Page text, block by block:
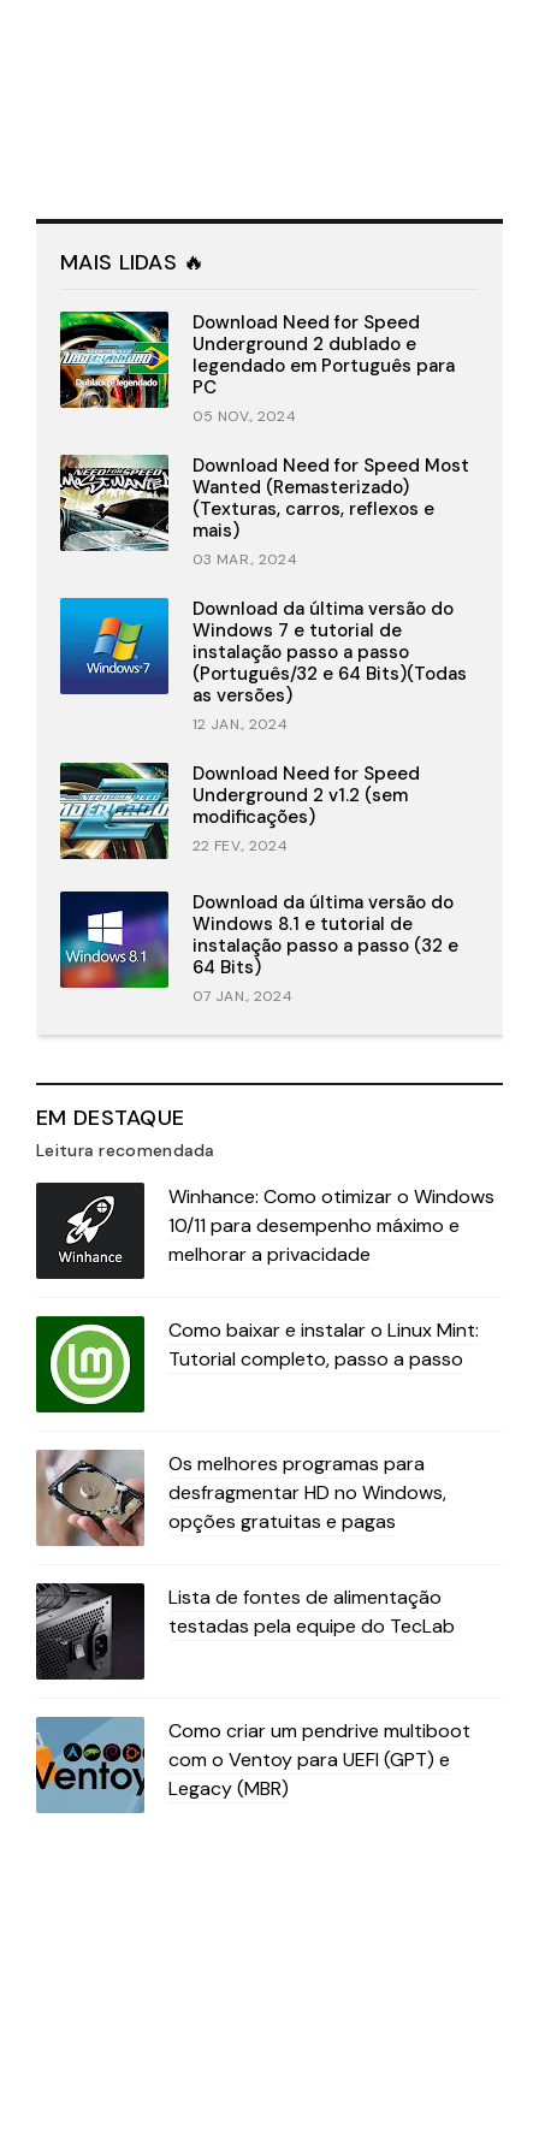
MAIS LIDAS 🔥
Download Need for Speed
Underground 2 dublado e
legendado em Português para
PC
05 NOV., 2024
Download Need for Speed Most
Wanted (Remasterizado)
(Texturas, carros, reflexos e
mais)
03 MAR., 2024
Download da última versão do
Windows 7 e tutorial de
instalação passo a passo
(Português/32 e 64 Bits)(Todas
as versões)
12 JAN., 2024
Download Need for Speed
Underground 2 v1.2 (sem
modificações)
22 FEV., 2024
Download da última versão do
Windows 8.1 e tutorial de
instalação passo a passo (32 e
64 Bits)
07 JAN., 2024
EM DESTAQUE
Leitura recomendada
Winhance: Como otimizar o Windows
10/11 para desempenho máximo e
melhorar a privacidade
Como baixar e instalar o Linux Mint:
Tutorial completo, passo a passo
Os melhores programas para
desfragmentar HD no Windows,
opções gratuitas e pagas
Lista de fontes de alimentação
testadas pela equipe do TecLab
Como criar um pendrive multiboot
com o Ventoy para UEFI (GPT) e
Legacy (MBR)